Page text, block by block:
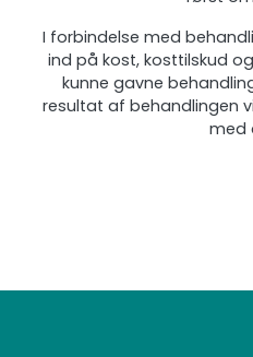
I forbindelse med
ind på kost, kosttilskud
kunne gavne
resultat af behandlingen
med